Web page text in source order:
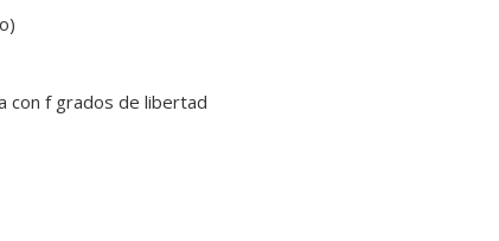
con f grados de libertad